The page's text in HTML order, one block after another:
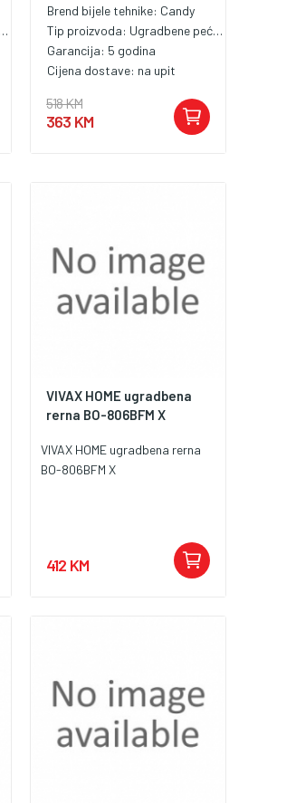
Brend bijele tehnike: Candy
Tip proizvoda: Ugradbene pećnice
Garancija: 5 godina
Cijena dostave: na upit
518 KM
363 KM
VIVAX HOME ugradbena
rerna BO-806BFM X
VIVAX HOME ugradbena rerna
BO-806BFM X
412 KM